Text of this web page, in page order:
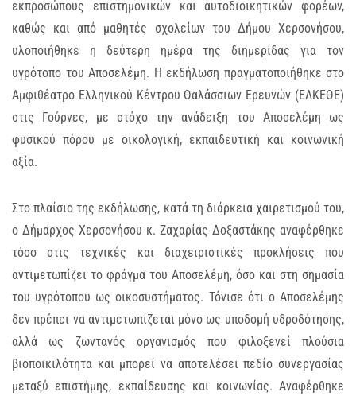
εκπροσώπους επιστημονικών και αυτοδιοικητικών φορέων,
καθώς και από μαθητές σχολείων του Δήμου Χερσονήσου,
υλοποιήθηκε η δεύτερη ημέρα της διημερίδας για τον
υγρότοπο του Αποσελέμη. Η εκδήλωση πραγματοποιήθηκε στο
Αμφιθέατρο Ελληνικού Κέντρου Θαλάσσιων Ερευνών (ΕΛΚΕΘΕ)
στις Γούρνες, με στόχο την ανάδειξη του Αποσελέμη ως
φυσικού πόρου με οικολογική, εκπαιδευτική και κοινωνική
αξία.
Στο πλαίσιο της εκδήλωσης, κατά τη διάρκεια χαιρετισμού του,
ο Δήμαρχος Χερσονήσου κ. Ζαχαρίας Δοξαστάκης αναφέρθηκε
τόσο στις τεχνικές και διαχειριστικές προκλήσεις που
αντιμετωπίζει το φράγμα του Αποσελέμη, όσο και στη σημασία
του υγρότοπου ως οικοσυστήματος. Τόνισε ότι ο Αποσελέμης
δεν πρέπει να αντιμετωπίζεται μόνο ως υποδομή υδροδότησης,
αλλά ως ζωντανός οργανισμός που φιλοξενεί πλούσια
βιοποικιλότητα και μπορεί να αποτελέσει πεδίο συνεργασίας
μεταξύ επιστήμης, εκπαίδευσης και κοινωνίας. Αναφέρθηκε